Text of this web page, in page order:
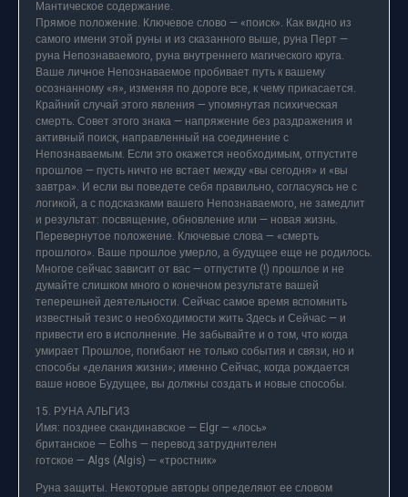
Мантическое содержание.
Прямое положение. Ключевое слово — «поиск». Как видно из
самого имени этой руны и из сказанного выше, руна Перт —
руна Непознаваемого, руна внутреннего магического круга.
Ваше личное Непознаваемое пробивает путь к вашему
осознанному «я», изменяя по дороге все, к чему прикасается.
Крайний случай этого явления — упомянутая психическая
смерть. Совет этого знака — напряжение без раздражения и
активный поиск, направленный на соединение с
Непознаваемым. Если это окажется необходимым, отпустите
прошлое — пусть ничто не встает между «вы сегодня» и «вы
завтра». И если вы поведете себя правильно, согласуясь не с
логикой, а с подсказками вашего Непознаваемого, не замедлит
и результат: посвящение, обновление или — новая жизнь.
Перевернутое положение. Ключевые слова — «смерть
прошлого». Ваше прошлое умерло, а будущее еще не родилось.
Многое сейчас зависит от вас — отпустите (!) прошлое и не
думайте слишком много о конечном результате вашей
теперешней деятельности. Сейчас самое время вспомнить
известный тезис о необходимости жить Здесь и Сейчас — и
привести его в исполнение. Не забывайте и о том, что когда
умирает Прошлое, погибают не только события и связи, но и
способы «делания жизни»; именно Сейчас, когда рождается
ваше новое Будущее, вы должны создать и новые способы.
15. РУНА АЛЬГИЗ
Имя: позднее скандинавское — Elgr — «лось»
британское — Eolhs — перевод затруднителен
готское — Algs (Algis) — «тростник»
Руна защиты. Некоторые авторы определяют ее словом